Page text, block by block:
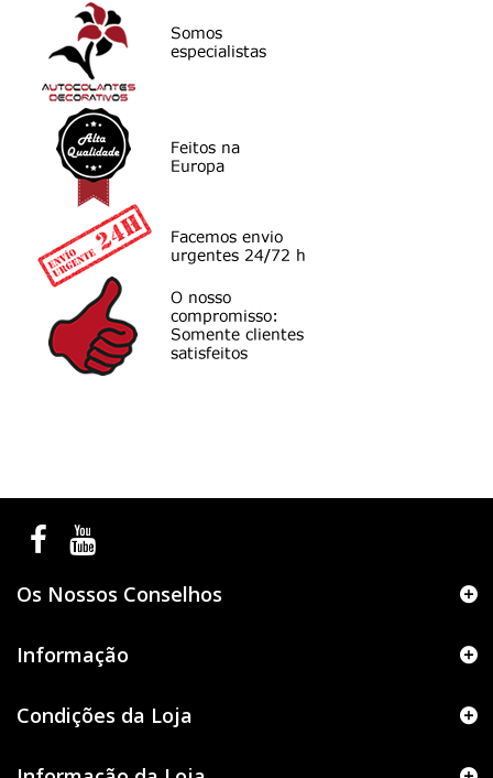
Os Nossos Conselhos
Informação
Condições da Loja